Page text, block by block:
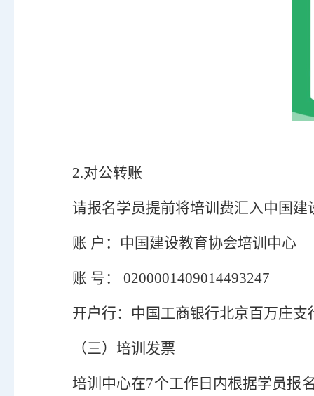
2.对公转账
请报名学员提前将培训费汇入中国
账 户：中国建设教育协会培训中心
账 号： 0200001409014493247
开户行：中国工商银行北京百万庄支
（三） 培训发票
培训中心在7个工作日内根据学员报